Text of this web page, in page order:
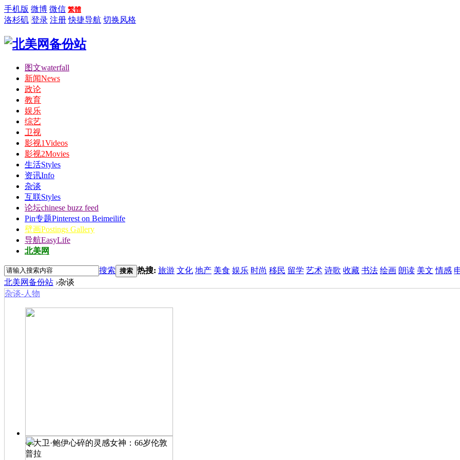
手机版 微博 微信 繁體
洛杉矶 登录 注册 快捷导航 切换风格
图文waterfall
新闻News
政论
教育
娱乐
综艺
卫视
影视1Videos
影视2Movies
生活Styles
资讯Info
杂谈
互联Styles
论坛chinese buzz feed
Pin专题Pinterest on Beimeilife
壁画Postings Gallery
导航EasyLife
北美网
搜索 搜索 热搜: 旅游 文化 地产 美食 娱乐 时尚 移民 留学 艺术 诗歌 收藏 书法 绘画 朗读 美文 情感
北美网备份站 ›杂谈
杂谈-人物
令大卫·鲍伊心碎的灵感女神：66岁伦敦
普拉